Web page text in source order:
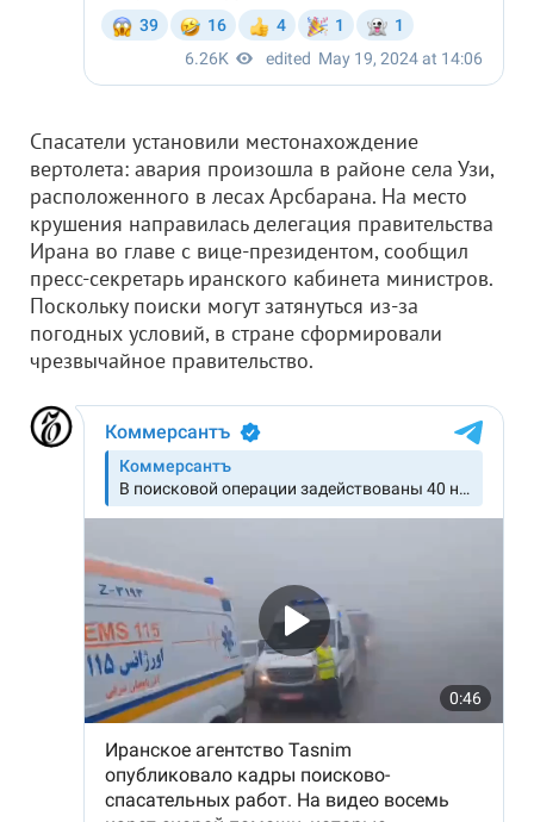
Спасатели установили местонахождение
вертолета: авария произошла в районе села Узи,
расположенного в лесах Арсбарана. На место
крушения направилась делегация правительства
Ирана во главе с вице-президентом, сообщил
пресс-секретарь иранского кабинета министров.
Поскольку поиски могут затянуться из-за
погодных условий, в стране сформировали
чрезвычайное правительство.